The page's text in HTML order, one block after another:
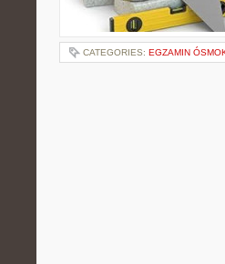
CATEGORIES: EGZAMIN